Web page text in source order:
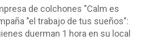
de colchones "Calm es
"el trabajo de tus sueños":
duerman 1 hora en su local